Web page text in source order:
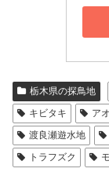
栃木県の探鳥地
キビタキ
ア
渡良瀬遊水地
トラフズク